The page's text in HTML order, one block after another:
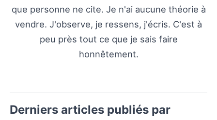
que personne ne cite. Je n'ai aucune théorie à
vendre. J'observe, je ressens, j'écris. C'est à
peu près tout ce que je sais faire
honnêtement.
Derniers articles publiés par